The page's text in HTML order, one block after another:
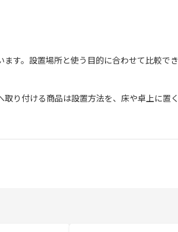
す。設置場所と使う目的に合わせて比較でき
り付ける商品は設置方法を、床や卓上に置く